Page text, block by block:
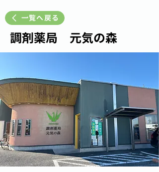
一覧へ戻る
調剤薬局 元気の森